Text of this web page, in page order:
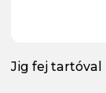
Jig fej tartóval